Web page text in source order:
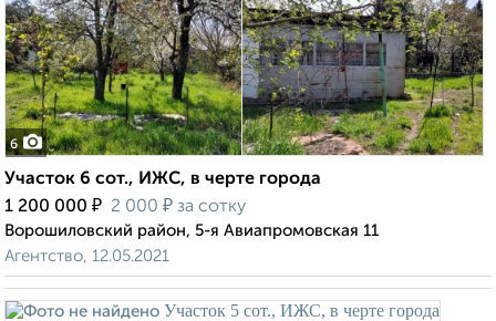
6
Участок 6 сот., ИЖС, в черте города
1 200 000 ₽ 2 000 ₽ за сотку
Ворошиловский район, 5-я Авиапромовская 11
Агентство, 12.05.2021